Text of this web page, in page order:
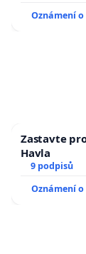
Oznámení
Zastavte
Havla
9 podpisů
Oznámení